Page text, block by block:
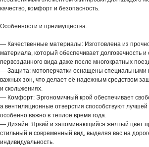
качество, комфорт и безопасность.
Особенности и преимущества:
— Качественные материалы: Изготовлена из
материала, который обеспечивает долговечность и
первозданного вида даже после многократных
— Защита: мотоперчатки оснащены специальными
важных зон, что делает её надежным средством
и скольжениях.
— Комфорт: Эргономичный крой обеспечивает
а вентиляционные отверстия способствуют лучшей
особенно важно в теплое время года.
— Дизайн: Яркий и запоминающийся желтый цвет
стильный и современный вид, выделяя вас на
индивидуальность.